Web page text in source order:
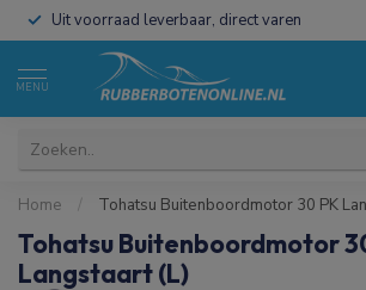
Uit voorraad leverbaar, direct varen
MENU
Home / Tohatsu Buitenboordmotor 30 PK
Tohatsu Buitenboordmotor
Langstaart (L)